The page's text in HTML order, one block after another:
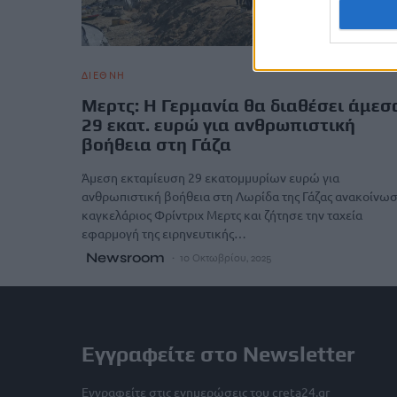
ΔΙΕΘΝΗ
Μερτς: Η Γερμανία θα διαθέσει
29 εκατ. ευρώ για ανθρωπιστική
βοήθεια στη Γάζα
Άμεση εκταμίευση 29 εκατομμυρίων ευρώ για
ανθρωπιστική βοήθεια στη Λωρίδα της Γάζας
καγκελάριος Φρίντριχ Μερτς και ζήτησε την ταχεία
εφαρμογή της ειρηνευτικής…
Newsroom 10 Οκτωβρίου, 2025
Εγγραφείτε στο Newsletter
Εγγραφείτε στις ενημερώσεις του creta24.gr